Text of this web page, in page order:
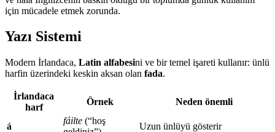
için mücadele etmek zorunda.
Yazı Sistemi
Modern İrlandaca, Latin alfabesini ve bir temel işareti kullanır: ünlü
harfin üzerindeki keskin aksan olan fada.
İrlandaca
harf
Örnek Neden önemli
á
fáilte (“hoş
Uzun ünlüyü gösterir